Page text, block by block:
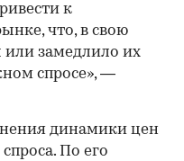
к
что, в свою
замедлило их
спросе», —
динамики цен
По его